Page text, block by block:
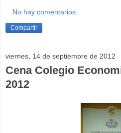
No hay comentarios:
Compartir
viernes, 14 de septiembre de 2012
Cena Colegio
2012